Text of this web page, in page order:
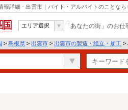
詳細 - 出雲市｜バイト・アルバイトのことなら
エリア選択 「あなたの街」のお
> 島根県 > 出雲市 > 出雲市の製造・組立・加工 >